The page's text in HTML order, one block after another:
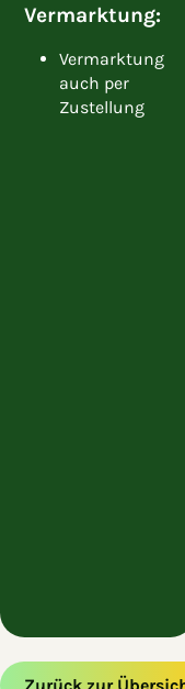
Vermarktung:
Vermarktung
auch per
Zustellung
Zurück zur